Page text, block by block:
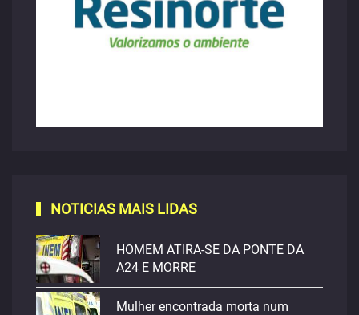
NOTICIAS MAIS LIDAS
HOMEM ATIRA-SE DA PONTE DA
A24 E MORRE
Mulher encontrada morta num